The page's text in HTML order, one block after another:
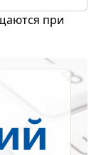
при